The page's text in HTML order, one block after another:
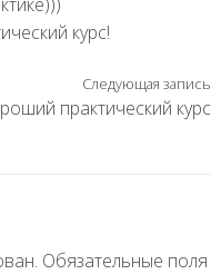
курс!
Следующая запись
практический курс
Обязательные поля